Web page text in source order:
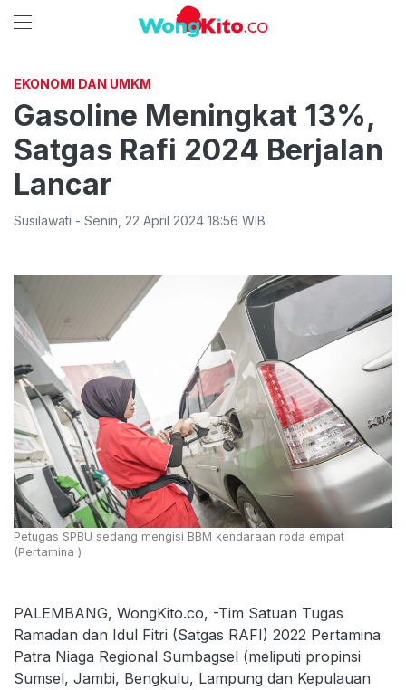
EKONOMI DAN UMKM
Gasoline Meningkat 13%,
Satgas Rafi 2024 Berjalan
Lancar
Susilawati - Senin 22 April 2024 18:56 WIB
Petugas SPBU sedang mengisi BBM kendaraan roda empat
(Pertamina )
PALEMBANG, WongKito.co, -Tim Satuan Tugas
Ramadan dan Idul Fitri (Satgas RAFI) 2022 Pertamina
Patra Niaga Regional Sumbagsel (meliputi propinsi
Sumsel, Jambi, Bengkulu, Lampung dan Kepulauan